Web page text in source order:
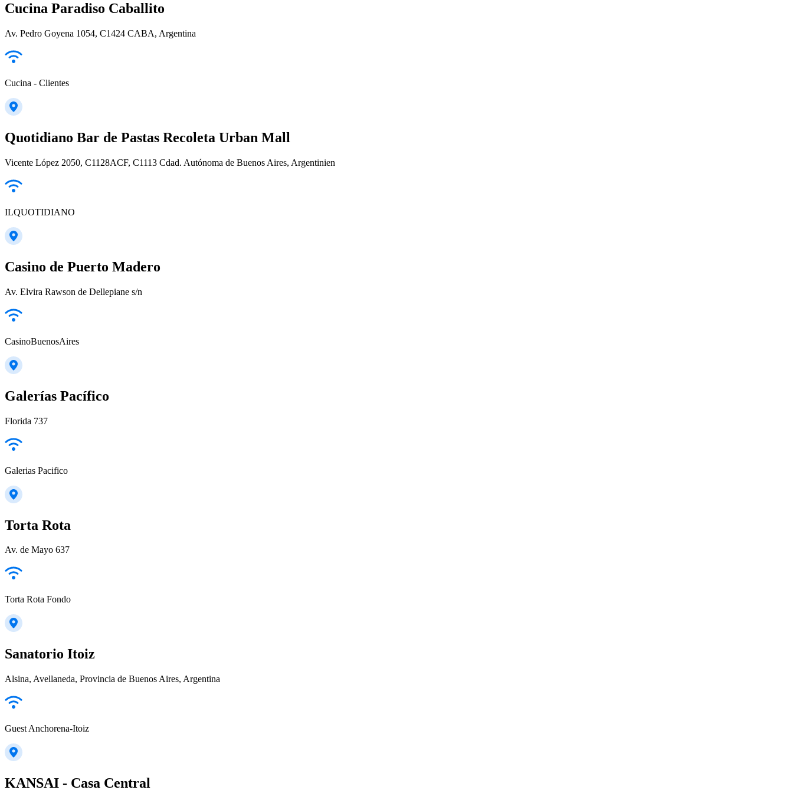
Cucina Paradiso Caballito
Av. Pedro Goyena 1054, C1424 CABA, Argentina
Cucina - Clientes
Quotidiano Bar de Pastas Recoleta Urban Mall
Vicente López 2050, C1128ACF, C1113 Cdad. Autónoma de Buenos Aires, Argentinien
ILQUOTIDIANO
Casino de Puerto Madero
Av. Elvira Rawson de Dellepiane s/n
CasinoBuenosAires
Galerías Pacífico
Florida 737
Galerias Pacifico
Torta Rota
Av. de Mayo 637
Torta Rota Fondo
Sanatorio Itoiz
Alsina, Avellaneda, Provincia de Buenos Aires, Argentina
Guest Anchorena-Itoiz
KANSAI - Casa Central